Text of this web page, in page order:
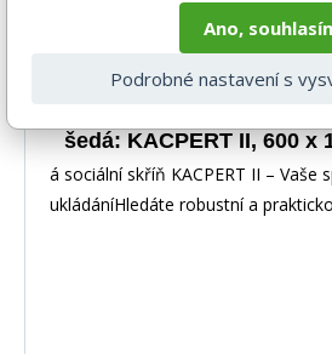
šedá: KACPERT II, 600 x
á sociální skříň KACPERT II – Vaše
ukládáníHledáte robustní a
Ano,
Podrobné nastavení s